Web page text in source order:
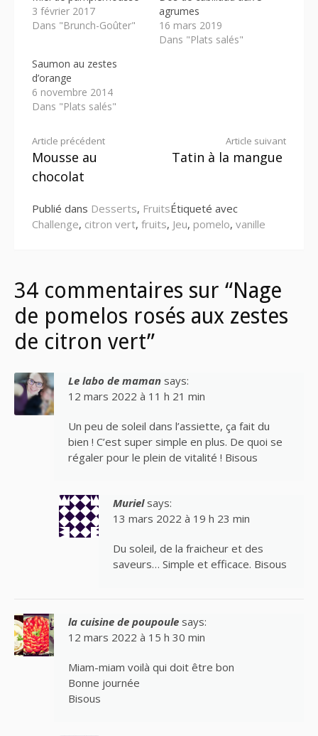
3 février 2017
Dans "Brunch-Goûter"
agrumes
16 mars 2019
Dans "Plats salés"
Saumon au zestes
d’orange
6 novembre 2014
Dans "Plats salés"
Lire
la
Article précédent
Mousse au
chocolat
Article suivant
Tatin à la mangue
Publié dans Desserts, FruitsÉtiqueté avec
Challenge, citron vert, fruits, Jeu, pomelo, vanille
34 commentaires sur “Nage
de pomelos rosés aux zestes
de citron vert”
Le labo de maman says:
12 mars 2022 à 11 h 21 min
Un peu de soleil dans l’assiette, ça fait du
bien ! C’est super simple en plus. De quoi se
régaler pour le plein de vitalité ! Bisous
Muriel says:
13 mars 2022 à 19 h 23 min
Du soleil, de la fraicheur et des
saveurs… Simple et efficace. Bisous
la cuisine de poupoule says:
12 mars 2022 à 15 h 30 min
Miam-miam voilà qui doit être bon
Bonne journée
Bisous